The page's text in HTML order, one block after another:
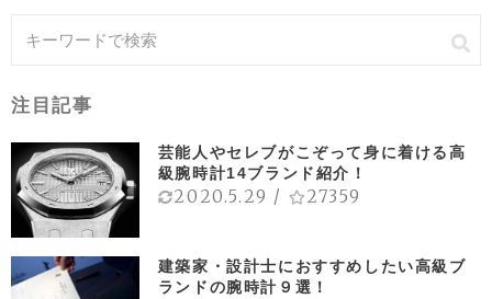
注目記事
芸能人やセレブがこぞって身に着ける高
級腕時計14ブランド紹介！
2020.5.29 / 27359
建築家・設計士におすすめしたい高級ブ
ランドの腕時計９選！